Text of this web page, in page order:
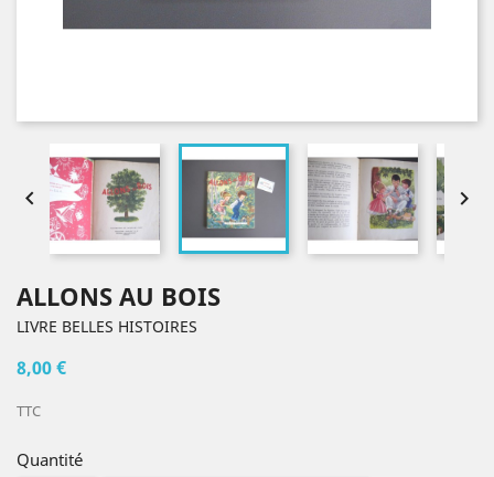
 
ALLONS AU BOIS
LIVRE BELLES HISTOIRES
8,00 €
TTC
Quantité